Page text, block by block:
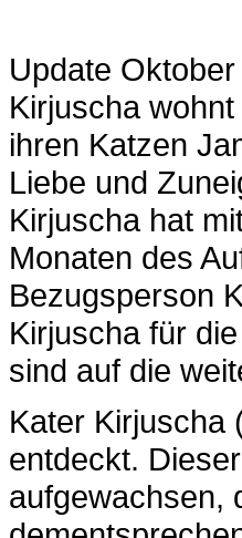
Update
Kirjuscha
ihren Katzen
Liebe und
Kirjuscha hat
Monaten des
Bezugsperson
Kirjuscha für
sind auf die
Kater Kirjuscha
entdeckt.
aufgewachsen,